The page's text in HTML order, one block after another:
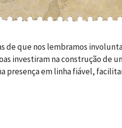
de que nos lembramos
investiram na construção de
presença em linha fiável,